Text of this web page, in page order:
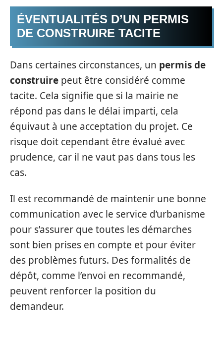
ÉVENTUALITÉS D’UN PERMIS
DE CONSTRUIRE TACITE
Dans certaines circonstances, un permis de
construire peut être considéré comme
tacite. Cela signifie que si la mairie ne
répond pas dans le délai imparti, cela
équivaut à une acceptation du projet. Ce
risque doit cependant être évalué avec
prudence, car il ne vaut pas dans tous les
cas.
Il est recommandé de maintenir une bonne
communication avec le service d’urbanisme
pour s’assurer que toutes les démarches
sont bien prises en compte et pour éviter
des problèmes futurs. Des formalités de
dépôt, comme l’envoi en recommandé,
peuvent renforcer la position du
demandeur.